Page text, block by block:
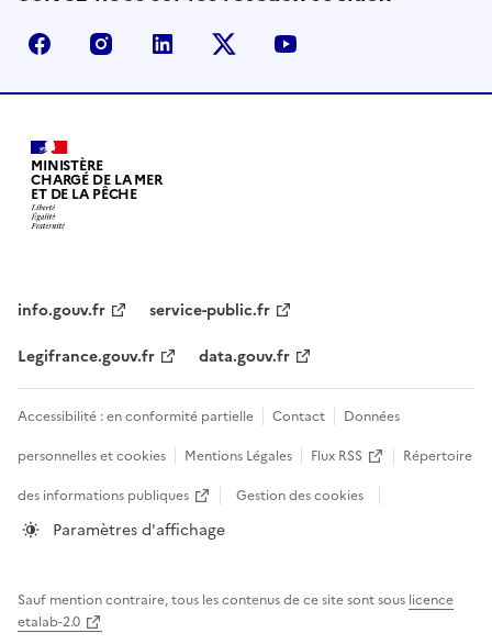
facebook - Ministère de la Transition écologique,
instagram - Ministère de la Transition
linkedin - Ministère de la
x (anciennement twitter) -
MINISTÈRE
CHARGÉ DE LA MER
ET DE LA PÊCHE
info.gouv.fr
service-public.fr
Legifrance.gouv.fr
data.gouv.fr
Accessibilité : en conformité partielle Contact
Données
personnelles et cookies
Mentions Légales Flux RSS
Répertoire
des informations publiques
Gestion des cookies
Paramètres d'affichage
Sauf mention contraire, tous les contenus de ce site sont sous licence
etalab-2.0